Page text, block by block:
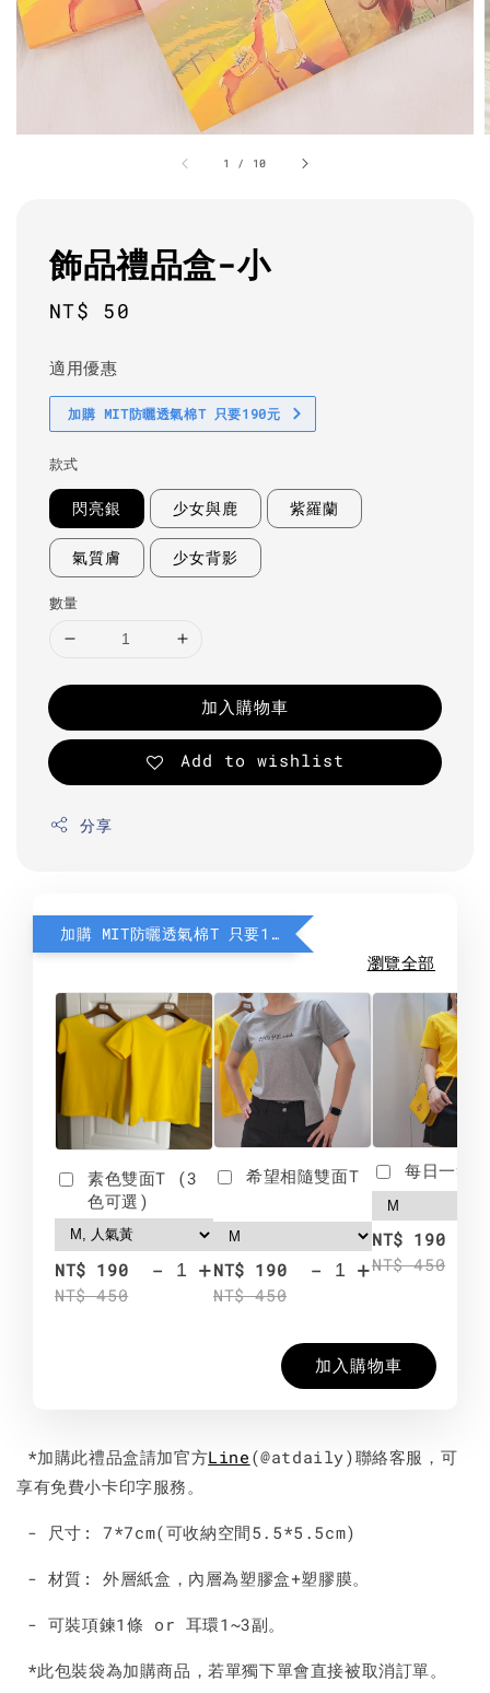
1 / 10
飾品禮品盒-小
Regular
NT$ 50
適用優惠
加購 MIT防曬透氣棉T 只要190元
款式
閃亮銀 少女與鹿 紫羅蘭
氣質膚 少女背影
數量
加入購物車
Add to wishlist
分享
加購 MIT防曬透氣棉T 只要190元
瀏覽全部
素色雙面T (3
色可選)
NT$ 190
NT$ 450
- +
希望相隨雙面T
NT$ 190
NT$ 450
- +
每日一笑
NT$ 190
NT$ 450
加入購物車
*加購此禮品盒請加官方Line (@atdaily)聯絡客服，可
享有免費小卡印字服務。
- 尺寸: 7*7cm(可收納空間5.5*5.5cm)
- 材質: 外層紙盒，內層為塑膠盒+塑膠膜。
- 可裝項鍊1條 or 耳環1~3副。
*此包裝袋為加購商品，若單獨下單會直接被取消訂單。